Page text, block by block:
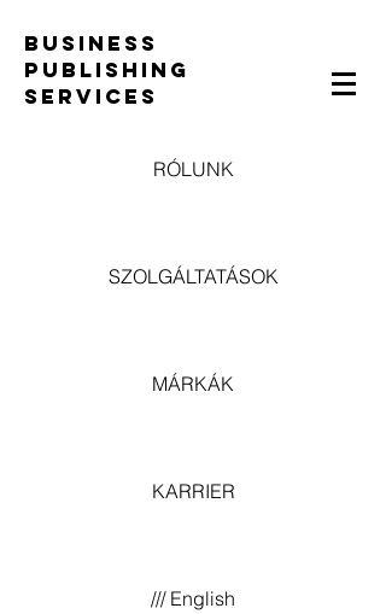
BUSINESS
PUBLISHING
SERVICES
RÓLUNK
SZOLGÁLTATÁSOK
MÁRKÁK
KARRIER
/// English